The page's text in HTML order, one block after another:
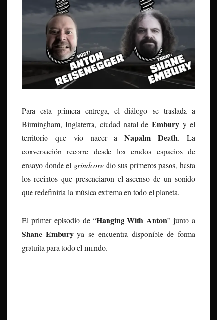
Para esta primera entrega, el diálogo se traslada a
Birmingham, Inglaterra, ciudad natal deEmbury y el
territorio que vio nacer aNapalm Death. La
conversación recorre desde los crudos espacios de
ensayo donde el grindcoredio sus primeros pasos, hasta
los recintos que presenciaron el ascenso de un sonido
que redefiniría la música extrema en todo el planeta.
El primer episodio de “Hanging With Anton” junto a
Shane Emburyya se encuentra disponible de forma
gratuita para todo el mundo.